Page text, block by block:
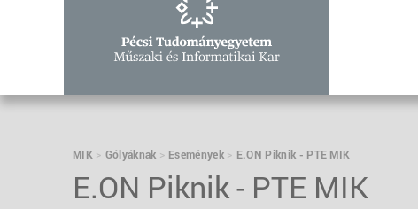
MIK Gólyáknak Események E.ON Piknik - PTE MIK
E.ON Piknik - PTE MIK